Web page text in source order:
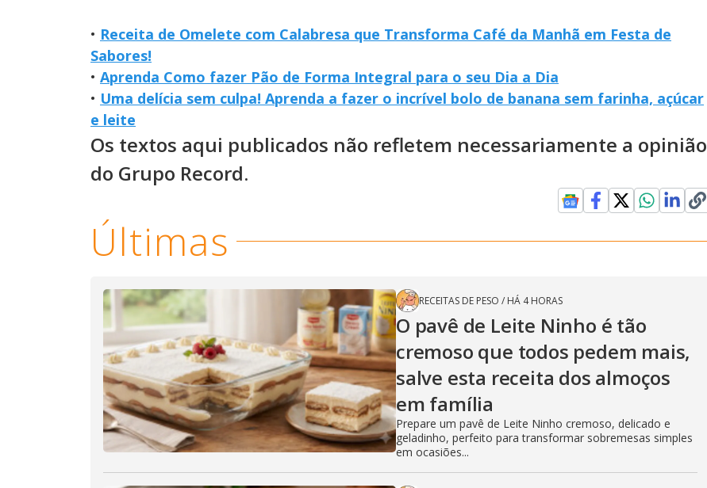
• Receita de Omelete com Calabresa que Transforma Café da Manhã em Festa de
Sabores!
• Aprenda Como fazer Pão de Forma Integral para o seu Dia a Dia
• Uma delícia sem culpa! Aprenda a fazer o incrível bolo de banana sem farinha, açúcar
e leite
Os textos aqui publicados não refletem necessariamente a opinião
do Grupo Record.
Últimas
RECEITAS DE PESO / HÁ 4 HORAS
O pavê de Leite Ninho é tão
cremoso que todos pedem mais,
salve esta receita dos almoços
em família
Prepare um pavê de Leite Ninho cremoso, delicado e
geladinho, perfeito para transformar sobremesas simples
em ocasiões...